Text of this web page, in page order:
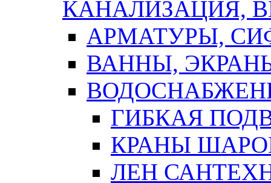
КАНАЛИЗАЦИЯ,
АРМАТУРЫ,
ВАННЫ,
ГИБКАЯ
КРАНЫ
ЛЕН